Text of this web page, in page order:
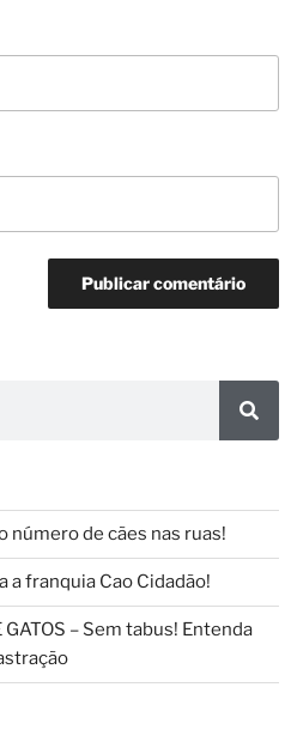
número de cães nas ruas!
a franquia Cao Cidadão!
GATOS – Sem tabus! Entenda